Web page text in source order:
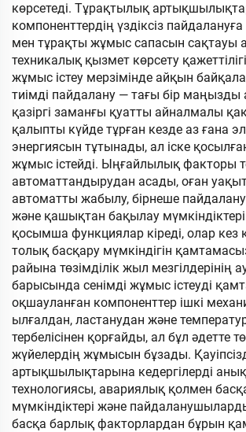
көрсетеді. Тұрақтылық
компоненттердің үздіксіз
мен тұрақты жұмыс сапасын сақтауы
техникалық қызмет көрсету
жұмыс істеу мерзімінде айқын
тиімді пайдалану — тағы бір
қазіргі заманғы қуатты айналмалы
қалыпты күйде тұрған кезде аз ғана
энергиясын тұтынады, ал іске
жұмыс істейді. Ыңғайлылық факторы
автоматтандырудан асады, оған
автоматты жабылу, бірнеше
және қашықтан бақылау
қосымша функциялар кіреді, олар кез
толық басқару мүмкіндігін
райына төзімділік жыл мезгілдерінің
барысында сенімді жұмыс істеуді
оқшауланған компоненттер ішкі
ылғалдан, ластанудан және
тербелісінен қорғайды, ал бұл әдетте
жүйелердің жұмысын бұзады.
артықшылықтарына кедергілерді
технологиясы, авариялық қолмен
мүмкіндіктері және
басқа барлық факторлардан бұрын